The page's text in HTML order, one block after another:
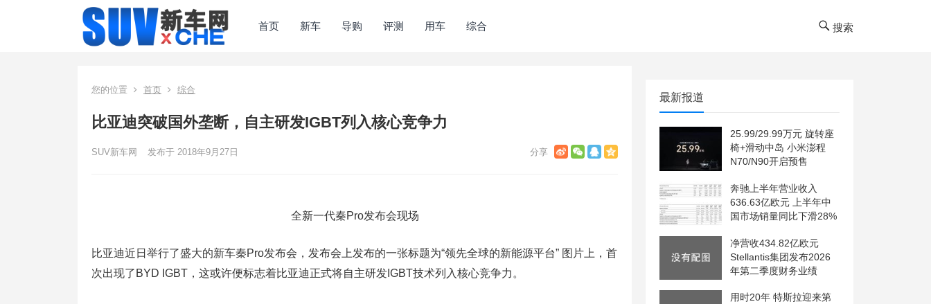
首页 新车 导购 评测 用车 综合 搜索
您的位置 首页 综合
比亚迪突破国外垄断，自主研发IGBT列入核心竞争力
SUV新车网 发布于 2018年9月27日
全新一代秦Pro发布会现场
比亚迪近日举行了盛大的新车秦Pro发布会，发布会上发布的一张标题为“领先全球的新能源平台” 图片上，首
次出现了BYD IGBT，这或许便标志着比亚迪正式将自主研发IGBT技术列入核心竞争力。
最新报道
25.99/29.99万元 旋转座
椅+滑动中岛 小米澎程
N70/N90开启预售
奔驰上半年营业收入
636.63亿欧元 上半年中
国市场销量同比下滑28%
净营收434.82亿欧元
Stellantis集团发布2026
年第二季度财务业绩
用时20年 特斯拉迎来第